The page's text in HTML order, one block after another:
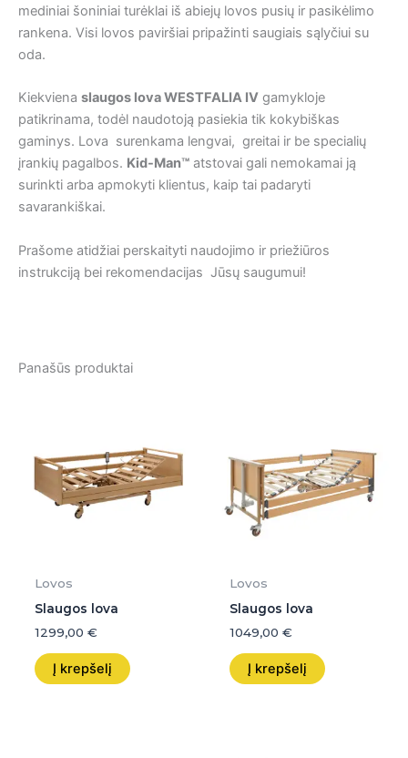
mediniai šoniniai turėklai iš abiejų lovos pusių ir pasikėlimo
rankena. Visi lovos paviršiai pripažinti saugiais sąlyčiui su
oda.
Kiekviena slaugos lova WESTFALIA IV gamykloje
patikrinama, todėl naudotoją pasiekia tik kokybiškas
gaminys. Lova surenkama lengvai, greitai ir be specialių
įrankių pagalbos. Kid-Man™ atstovai gali nemokamai ją
surinkti arba apmokyti klientus, kaip tai padaryti
savarankiškai.
Prašome atidžiai perskaityti naudojimo ir priežiūros
instrukciją bei rekomendacijas Jūsų saugumui!
Panašūs produktai
Lovos
Slaugos lova
1299,00 €
Į krepšelį
Lovos
Slaugos lova
1049,00 €
Į krepšelį